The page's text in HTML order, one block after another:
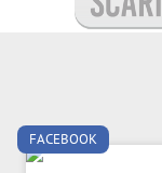
FACEBOOK